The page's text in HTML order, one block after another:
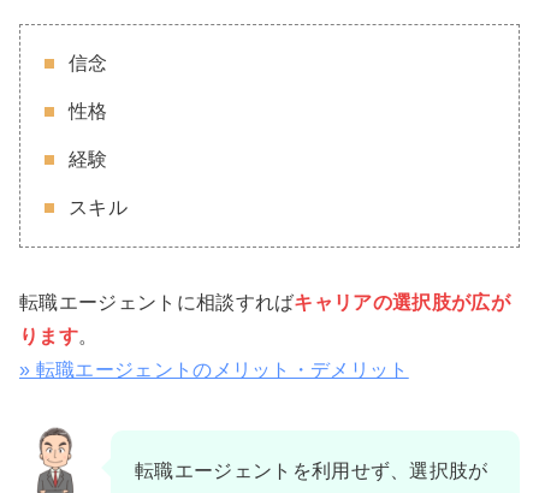
信念
性格
経験
スキル
転職エージェントに相談すればキャリアの選択肢が広が
ります。
» 転職エージェントのメリット・デメリット
転職エージェントを利用せず、選択肢が